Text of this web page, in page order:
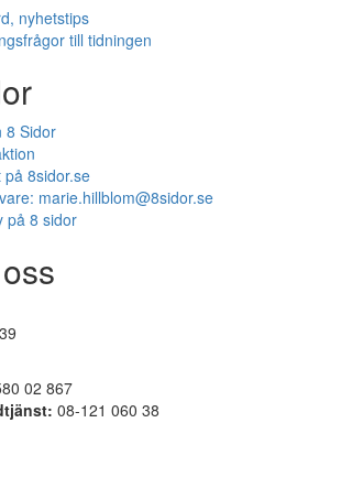
nyhetstips
till tidningen
8 Sidor
8sidor.se
marie.hillblom@8sidor.se
på 8 sidor
02 867
08-121 060 38